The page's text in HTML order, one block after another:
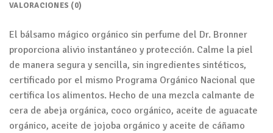
VALORACIONES (0)
El bálsamo mágico orgánico sin perfume del Dr. Bronner
proporciona alivio instantáneo y protección. Calme la piel
de manera segura y sencilla, sin ingredientes sintéticos,
certificado por el mismo Programa Orgánico Nacional que
certifica los alimentos. Hecho de una mezcla calmante de
cera de abeja orgánica, coco orgánico, aceite de aguacate
orgánico, aceite de jojoba orgánico y aceite de cáñamo